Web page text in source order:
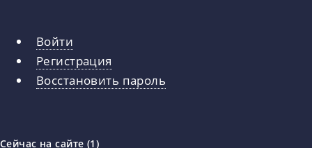
Главные
вкладки
Войти
Регистрация
Восстановить пароль
Сейчас на сайте (1)